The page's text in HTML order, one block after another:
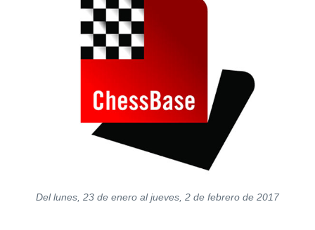
Del lunes, 23 de enero al jueves, 2 de febrero de 2017